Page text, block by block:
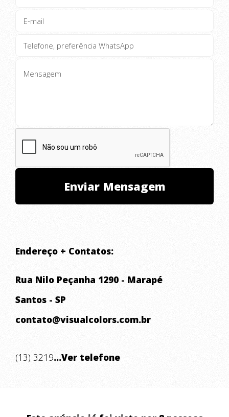
Endereço + Contatos:
Rua Nilo Peçanha 1290 - Marapé
Santos - SP
contato@visualcolors.com.br
(13) 3219...Ver telefone